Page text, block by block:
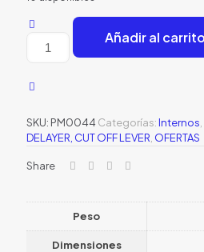
es:
Metal
Añadir al carrito
SKU: PM0044 Categorías:Internos
DELAYER, CUT OFF LEVER OFERTAS
Share
Peso
Dimensiones